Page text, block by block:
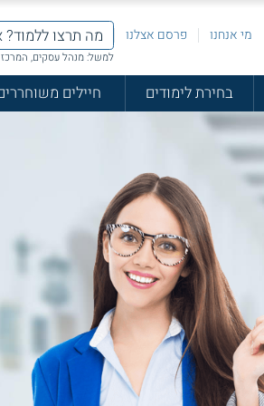
מי אנחנו פרסם אצלנו
למשל: מנהל עסקים, המרכז
בחירת לימודים חיילים